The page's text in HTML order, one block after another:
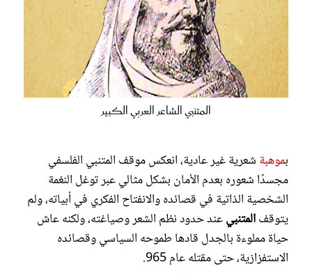
المتنبي الشاعر العربي الكبير
بموهبة شعرية غير عادية، انعكس موقف المتنبي الفلسفي
مجسدًا شعوره بعدم الأمان بشكل مثالي عبر توغل النغمة
الشخصية الذاتية في قصائده والانفتاح الفكري في أبياته، ولم
يتوقفالمتنبيعند حدود نظم الشعر وصياغته، ولكنه عاش
حياة مملوءة بالجدل قادها طموحه السياسي وقصائده
الاستفزازية، حتى مقتله عام 965.